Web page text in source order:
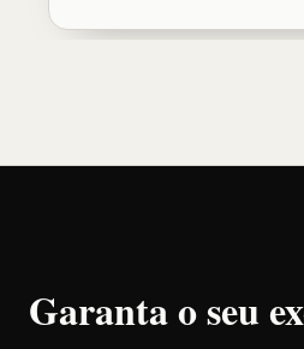
Garanta o seu